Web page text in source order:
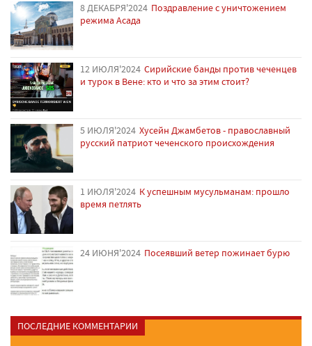
8 ДЕКАБРЯ'2024 Поздравление с уничтожением
режима Асада
12 ИЮЛЯ'2024 Сирийские банды против чеченцев
и турок в Вене: кто и что за этим стоит?
5 ИЮЛЯ'2024 Хусейн Джамбетов - православный
русский патриот чеченского происхождения
1 ИЮЛЯ'2024 К успешным мусульманам: прошло
время петлять
24 ИЮНЯ'2024 Посеявший ветер пожинает бурю
ПОСЛЕДНИЕ КОММЕНТАРИИ